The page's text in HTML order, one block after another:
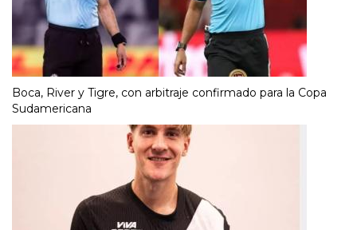
Boca, River y Tigre, con arbitraje confirmado para la Copa
Sudamericana